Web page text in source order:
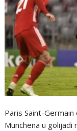
Paris Saint-
Munchena u golijadi